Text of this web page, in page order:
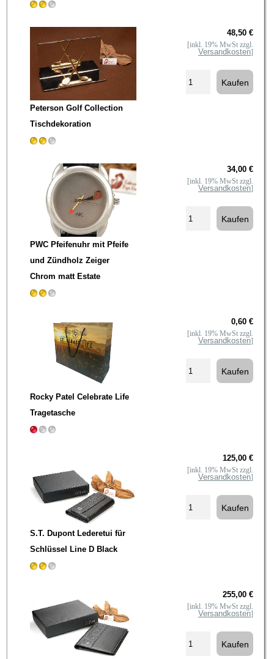
Peterson Golf Collection
Tischdekoration
48,50 €
[inkl. 19% MwSt zzgl.
Versandkosten]
PWC Pfeifenuhr mit Pfeife
und Zündholz Zeiger
Chrom matt Estate
34,00 €
[inkl. 19% MwSt zzgl.
Versandkosten]
Rocky Patel Celebrate Life
Tragetasche
0,60 €
[inkl. 19% MwSt zzgl.
Versandkosten]
S.T. Dupont Lederetui für
Schlüssel Line D Black
125,00 €
[inkl. 19% MwSt zzgl.
Versandkosten]
255,00 €
[inkl. 19% MwSt zzgl.
Versandkosten]